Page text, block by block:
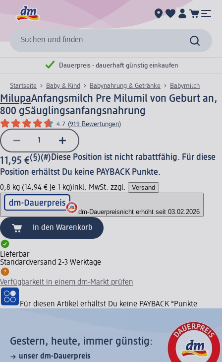
Suchen und finden
Dauerpreis - dauerhaft günstig einkaufen
Startseite Baby & Kind Babynahrung & Getränke Babymilch
MilupaAnfangsmilch Pre Milumil von Geburt an,
800 gSäuglingsanfangsnahrung
4.7 (919 Bewertungen)
11,95 €(§)(#)Diese Position ist nicht rabattfähig. Für diese
Position erhältst Du keine PAYBACK Punkte.
0,8 kg (14,94 € je 1 kg)inkl. MwSt. zzgl. Versand
dm-Dauerpreisnicht erhöht seit 03.02.2026
In den Warenkorb
Lieferbar
Standardversand 2-3 Werktage
Verfügbarkeit in einem dm-Markt prüfen
Für diesen Artikel erhältst Du keine PAYBACK °Punkte
Gestern, heute, immer günstig:
unser dm-Dauerpreis